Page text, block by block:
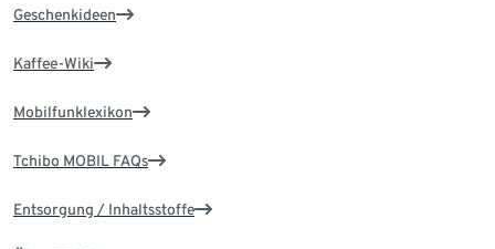
Geschenkideen
Kaffee-Wiki
Mobilfunklexikon
Tchibo MOBIL FAQs
Entsorgung / Inhaltsstoffe